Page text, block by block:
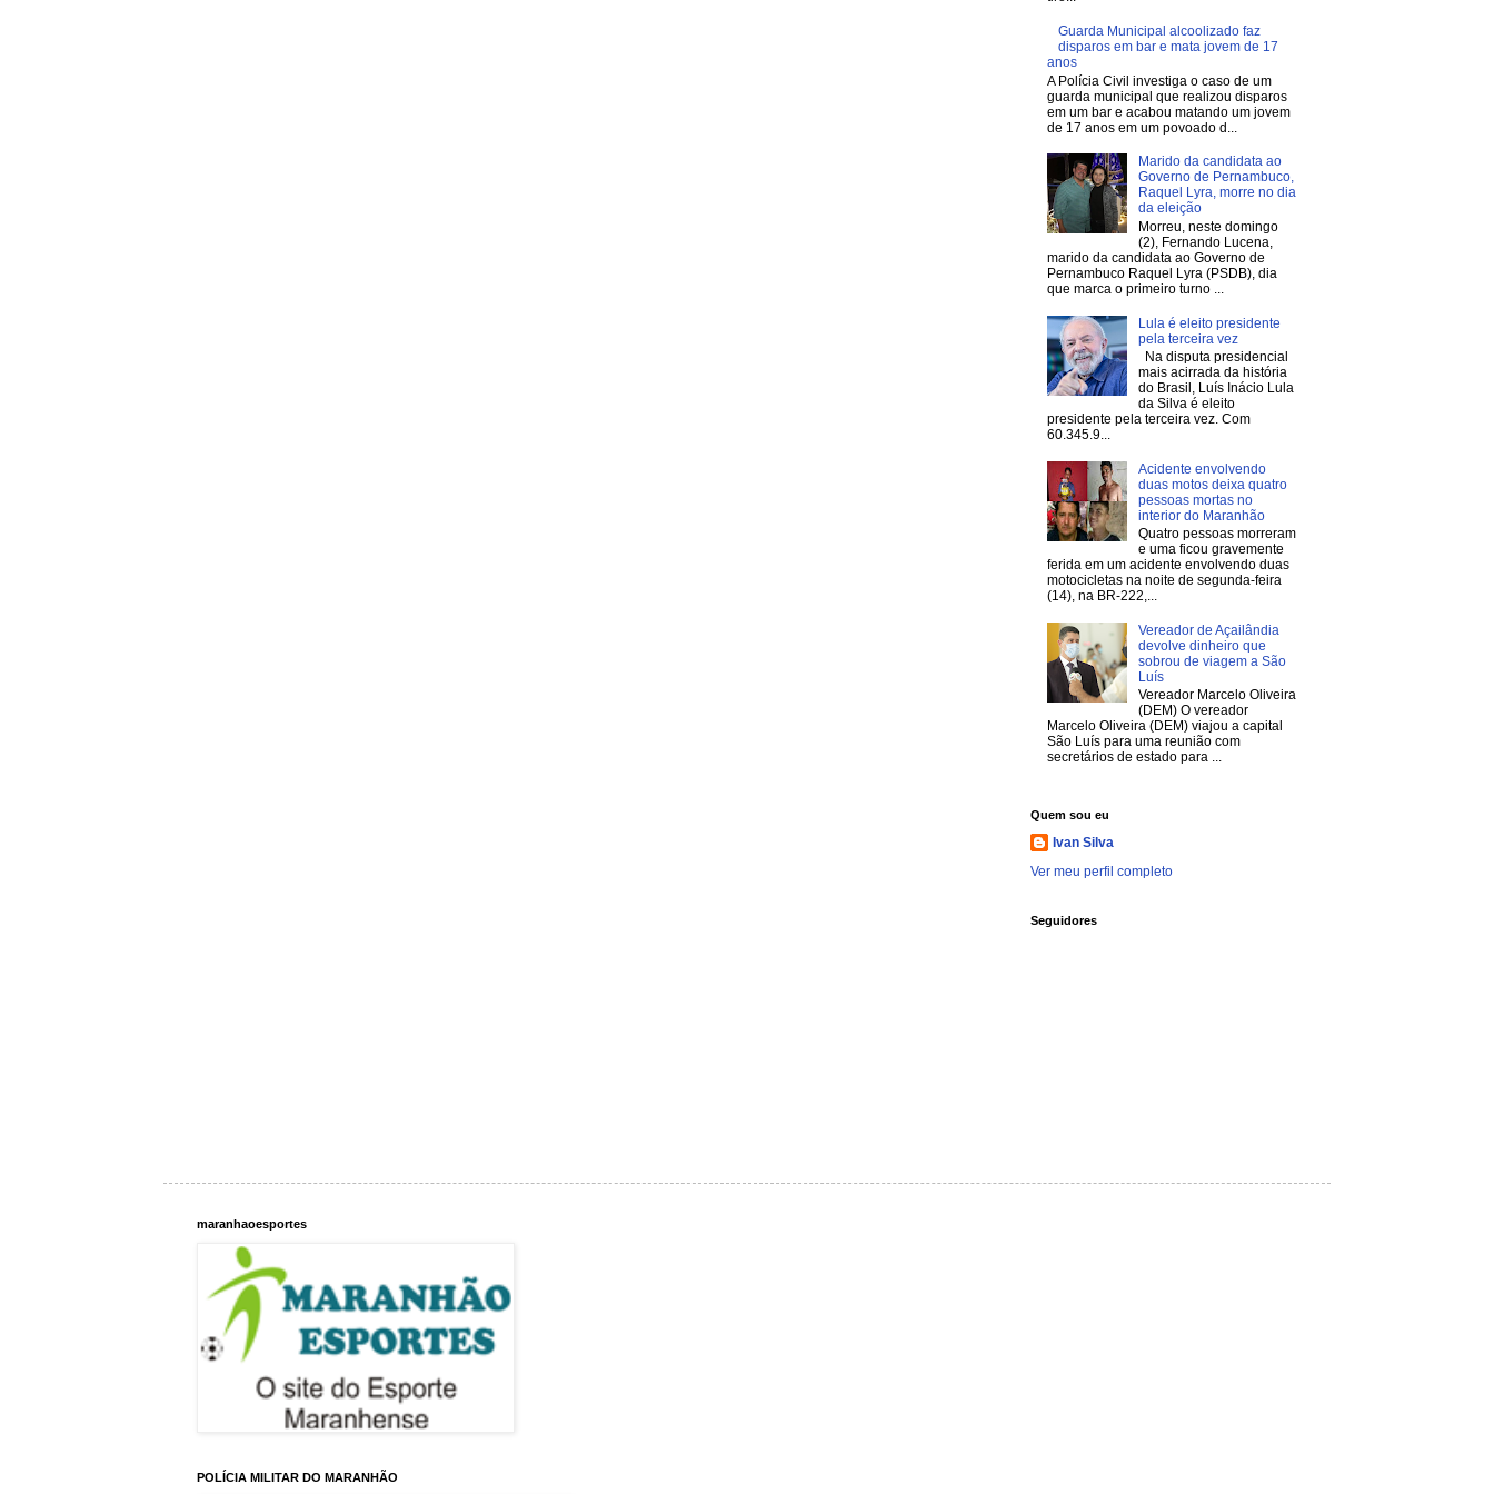
Guarda Municipal alcoolizado faz
disparos em bar e mata jovem de 17
anos
A Polícia Civil investiga o caso de um
guarda municipal que realizou disparos
em um bar e acabou matando um jovem
de 17 anos em um povoado d...
Marido da candidata ao
Governo de Pernambuco,
Raquel Lyra, morre no dia
da eleição
Morreu, neste domingo
(2), Fernando Lucena,
marido da candidata ao Governo de
Pernambuco Raquel Lyra (PSDB), dia
que marca o primeiro turno ...
Lula é eleito presidente
pela terceira vez
Na disputa presidencial
mais acirrada da história
do Brasil, Luís Inácio Lula
da Silva é eleito
presidente pela terceira vez. Com
60.345.9...
Acidente envolvendo
duas motos deixa quatro
pessoas mortas no
interior do Maranhão
Quatro pessoas morreram
e uma ficou gravemente
ferida em um acidente envolvendo duas
motocicletas na noite de segunda-feira
(14), na BR-222,...
Vereador de Açailândia
devolve dinheiro que
sobrou de viagem a São
Luís
Vereador Marcelo Oliveira
(DEM) O vereador
Marcelo Oliveira (DEM) viajou a capital
São Luís para uma reunião com
secretários de estado para ...
Quem sou eu
Ivan Silva
Ver meu perfil completo
Seguidores
maranhaoesportes
POLÍCIA MILITAR DO MARANHÃO